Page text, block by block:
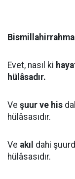
Evet, nasıl ki
hülâsadır.
Ve şuur ve his
hülâsasıdır.
Ve akıl dahi
hülâsasıdır.